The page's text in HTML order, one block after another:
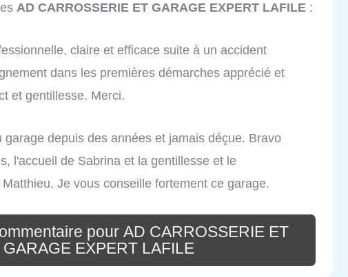
AD CARROSSERIE ET GARAGE EXPERT LAFILE :
claire et efficace suite à un accident
dans les premières démarches apprécié et
et gentillesse. Merci.
garage depuis des années et jamais déçue. Bravo
l'accueil de Sabrina et la gentillesse et le
Je vous conseille fortement ce garage.
pour AD CARROSSERIE ET
GARAGE EXPERT LAFILE